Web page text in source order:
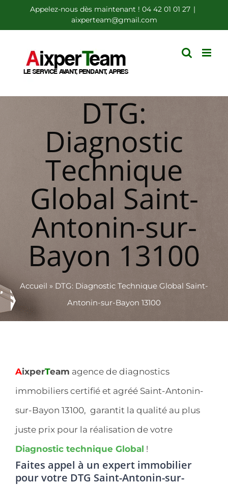
au
contenu
Appelez-nous dès maintenant ! 04 42 01 01 27 |
aixperteam@gmail.com
DTG:
Diagnostic
Technique
Global Saint-
Antonin-sur-
Bayon 13100
Accueil » DTG: Diagnostic Technique Global Saint-
Antonin-sur-Bayon 13100
AixperTeam agence de diagnostics
immobiliers certifié et agréé Saint-Antonin-
sur-Bayon 13100, garantit la qualité au plus
juste prix pour la réalisation de votre
Diagnostic technique Global !
Faites appel à un expert immobilier
pour votre DTG Saint-Antonin-sur-